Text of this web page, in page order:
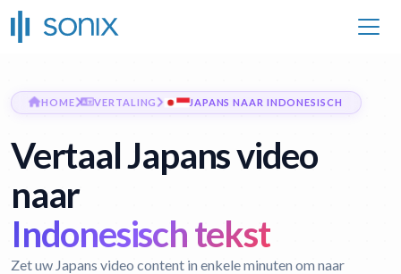
HOME VERTALING JAPANS NAAR INDONESISCH
Vertaal Japans video
naar
Indonesisch tekst
Zet uw Japans video content in enkele minuten om naar